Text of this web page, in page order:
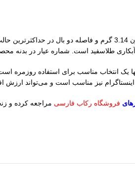
میلی‌متر، در
طلاسفید است. شماره عیار در بدنه
نیز مناسب است و می‌تواند ارزش
فروشگاه رکاب فارسی مراجعه کرده و